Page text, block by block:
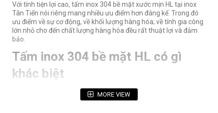
Với tính tiện lợi cao, tấm inox 304 bề mặt xước mịn HL tại inox
Tân Tiến nói riêng mang nhiều ưu điểm hơn đáng kể. Trong đó
ưu điểm về sự cơ động, về khối lượng hàng hóa; về tính gia công
lớn nhỏ cho đến chất lượng hàng hóa đều rất thuật lợi và đảm
bảo.
Tấm inox 304 bề mặt HL có gì
khác biệt
MORE VIEW